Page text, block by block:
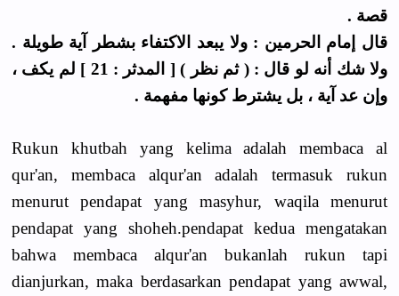
قصة .
قال إمام الحرمين : ولا يبعد الاكتفاء بشطر آية طويلة .
ولا شك أنه لو قال : ( ثم نظر ) [ المدثر : 21 ] لم يكف ،
وإن عد آية ، بل يشترط كونها مفهمة .
Rukun khutbah yang kelima adalah membaca al
qur'an, membaca alqur'an adalah termasuk rukun
menurut pendapat yang masyhur, waqila menurut
pendapat yang shoheh.pendapat kedua mengatakan
bahwa membaca alqur'an bukanlah rukun tapi
dianjurkan, maka berdasarkan pendapat yang awwal,